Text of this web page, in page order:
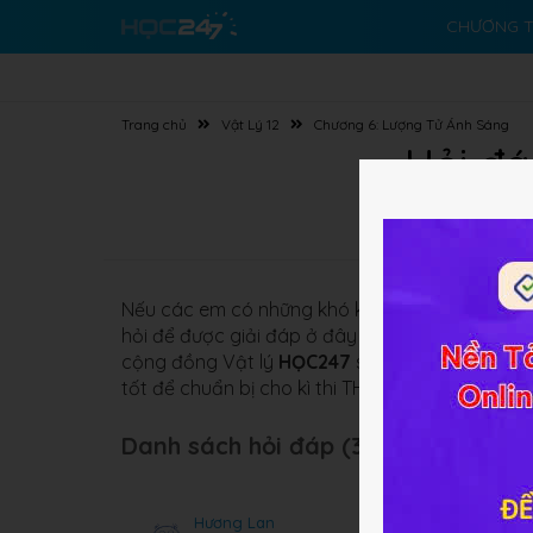
CHƯƠNG
Trang chủ Vật Lý 12 Chương 6: Lượng Tử Ánh Sáng
Hỏi
Nếu các em có những khó khăn nào về bài
hỏi để được giải đáp ở đây nhé. Các em có
cộng đồng Vật lý HỌC247 sẽ sớm giải đáp
tốt để chuẩn bị cho kì thi THPTQG nhé.
Danh sách hỏi đáp (367 câu):
Hương Lan